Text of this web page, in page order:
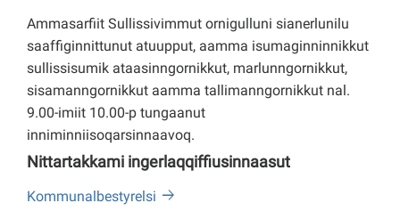
Ammasarfiit Sullissivimmut ornigulluni sianerlunilu
saaffiginnittunut atuupput, aamma isumaginninnikkut
sullissisumik ataasinngornikkut, marlunngornikkut,
sisamanngornikkut aamma tallimanngornikkut nal.
9.00-imiit 10.00-p tungaanut
inniminniisoqarsinnaavoq.
Nittartakkami ingerlaqqiffiusinnaasut
Kommunalbestyrelsi